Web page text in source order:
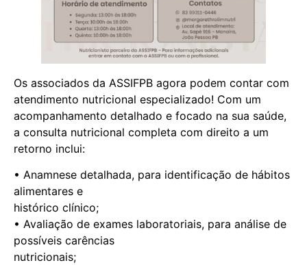
Os associados da ASSIFPB agora podem contar com
atendimento nutricional especializado! Com um
acompanhamento detalhado e focado na sua saúde,
a consulta nutricional completa com direito a um
retorno inclui:
• Anamnese detalhada, para identificação de hábitos
alimentares e
histórico clínico;
• Avaliação de exames laboratoriais, para análise de
possíveis carências
nutricionais;